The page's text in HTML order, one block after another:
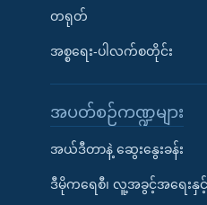
တရုတ်
အစ္စရေး-ပါလက်စတိုင်း
အပတ်စဉ်ကဏ္ဍများ
အယ်ဒီတာနဲ့ ဆွေးနွေးခန်း
ဒီမိုကရေစီ၊ လူ့အခွင့်အရေးနှင့်